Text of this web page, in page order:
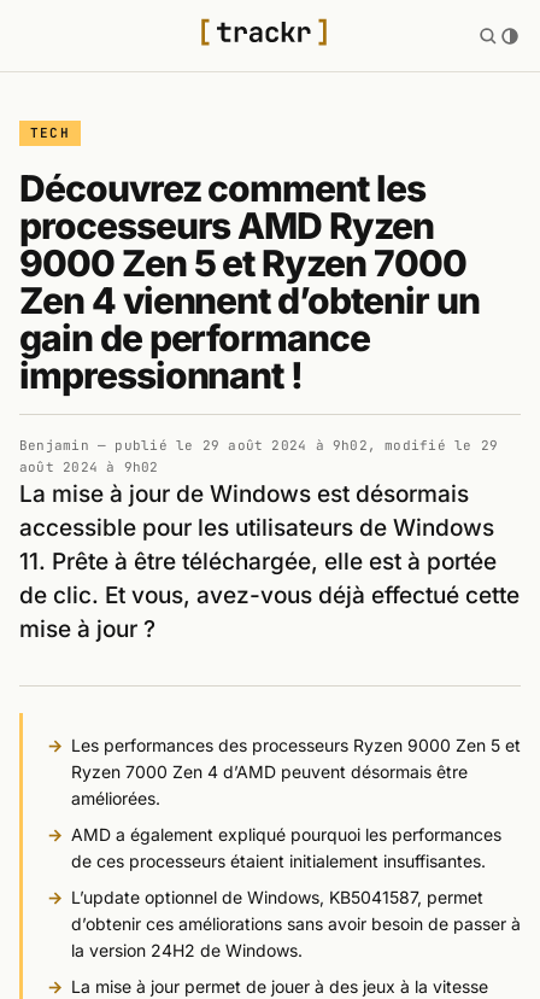
TECH
Découvrez comment les
processeurs AMD Ryzen
9000 Zen 5 et Ryzen 7000
Zen 4 viennent d’obtenir un
gain de performance
impressionnant !
Benjamin — publié le 29 août 2024 à 9h02 , modifié le 29
août 2024 à 9h02
La mise à jour de Windows est désormais
accessible pour les utilisateurs de Windows
11. Prête à être téléchargée, elle est à portée
de clic. Et vous, avez-vous déjà effectué cette
mise à jour ?
Les performances des processeurs Ryzen 9000 Zen 5 et
Ryzen 7000 Zen 4 d’AMD peuvent désormais être
améliorées.
AMD a également expliqué pourquoi les performances
de ces processeurs étaient initialement insuffisantes.
L’update optionnel de Windows, KB5041587, permet
d’obtenir ces améliorations sans avoir besoin de passer à
la version 24H2 de Windows.
La mise à jour permet de jouer à des jeux à la vitesse